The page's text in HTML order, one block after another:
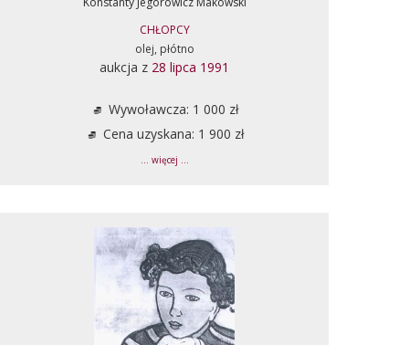
CHŁOPCY
olej, płótno
aukcja z 28 lipca 1991
Wywoławcza: 1 000 zł
Cena uzyskana: 1 900 zł
... więcej ...